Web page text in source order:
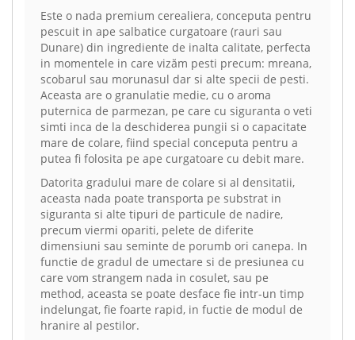
Este o nada premium cerealiera, conceputa pentru
pescuit in ape salbatice curgatoare (rauri sau
Dunare) din ingrediente de inalta calitate, perfecta
in momentele in care vizăm pesti precum: mreana,
scobarul sau morunasul dar si alte specii de pesti.
Aceasta are o granulatie medie, cu o aroma
puternica de parmezan, pe care cu siguranta o veti
simti inca de la deschiderea pungii si o capacitate
mare de colare, fiind special conceputa pentru a
putea fi folosita pe ape curgatoare cu debit mare.
Datorita gradului mare de colare si al densitatii,
aceasta nada poate transporta pe substrat in
siguranta si alte tipuri de particule de nadire,
precum viermi opariti, pelete de diferite
dimensiuni sau seminte de porumb ori canepa. In
functie de gradul de umectare si de presiunea cu
care vom strangem nada in cosulet, sau pe
method, aceasta se poate desface fie intr-un timp
indelungat, fie foarte rapid, in fuctie de modul de
hranire al pestilor.